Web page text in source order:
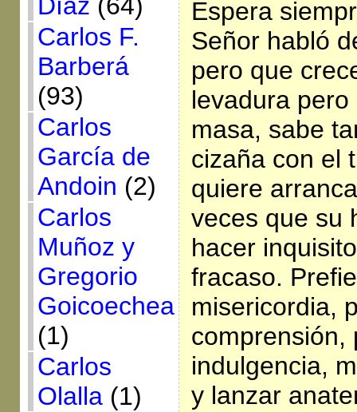
Carlos F.
Barberá
(93)
Carlos
García de
Andoin (2)
Carlos
Muñoz y
Gregorio
Goicoechea
(1)
Carlos
Olalla(1)
Espera
Señor habló
pero que
levadura
masa, sabe
cizaña con el
quiere
veces que su
hacer
fracaso.
misericordia,
comprensión,
indulgencia,
y lanzar